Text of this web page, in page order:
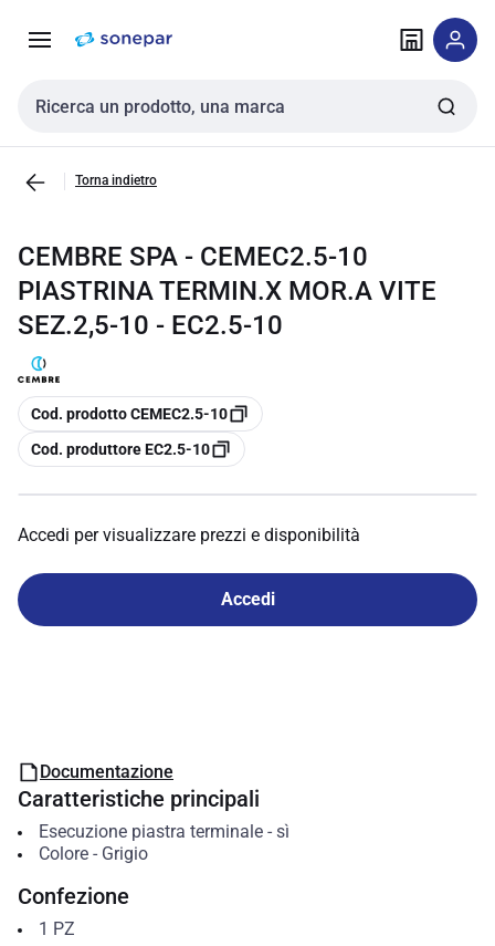
navigazione alla
Cerca input
Torna indietro
CEMBRE SPA - CEMEC2.5-10
PIASTRINA TERMIN.X MOR.A VITE
SEZ.2,5-10 - EC2.5-10
copia
Cod. prodotto CEMEC2.5-10
copia
Cod. produttore EC2.5-10
Accedi per visualizzare prezzi e disponibilità
Accedi
Documentazione
Caratteristiche principali
Esecuzione piastra terminale- sì
Colore- Grigio
Confezione
1 PZ